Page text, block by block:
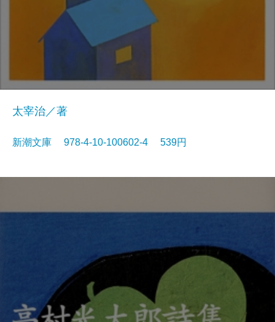
太宰治／著
新潮文庫 978-4-10-100602-4 539円